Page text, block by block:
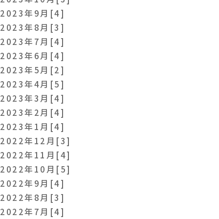
2023年9月[4]
2023年8月[3]
2023年7月[4]
2023年6月[4]
2023年5月[2]
2023年4月[5]
2023年3月[4]
2023年2月[4]
2023年1月[4]
2022年12月[3]
2022年11月[4]
2022年10月[5]
2022年9月[4]
2022年8月[3]
2022年7月[4]